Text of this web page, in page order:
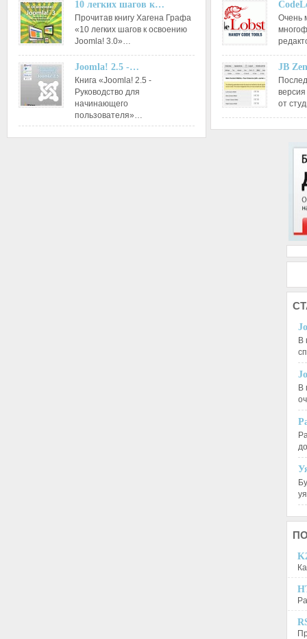
10 легких шагов к…
Прочитав книгу Хагена Графа
«10 легких шагов к освоению
Joomla! 3.0»…
Joomla! 2.5 -…
Книга «Joomla! 2.5 -
Руководство для
начинающего
пользователя»…
Очень
JB
от
В
В